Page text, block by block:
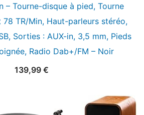
– Tourne-disque à pied, Tourne
TR/Min, Haut-parleurs stéréo,
Sorties : AUX-in, 3,5 mm, Pieds
Radio Dab+/FM – Noir
139,99 €